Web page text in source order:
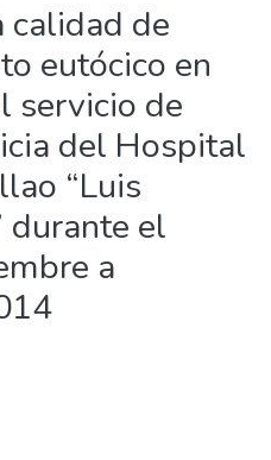
calidad de
eutócico en
servicio de
del Hospital
“Luis
durante el
a